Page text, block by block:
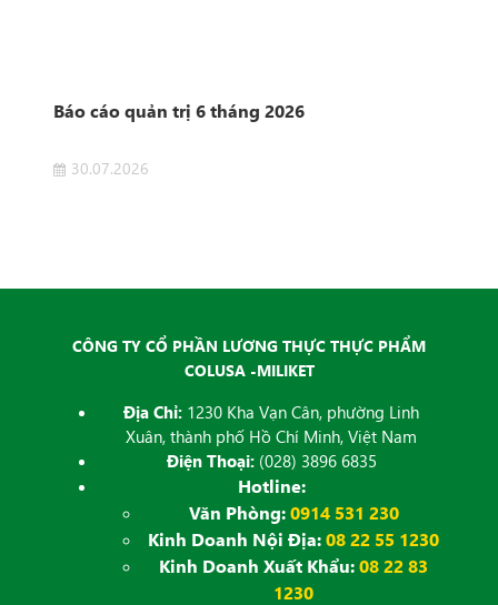
Báo cáo quản trị 6 tháng 2026
30.07.2026
CÔNG TY CỔ PHẦN LƯƠNG THỰC THỰC PHẨM
COLUSA -MILIKET
Địa Chỉ: 1230 Kha Vạn Cân, phường Linh
Xuân, thành phố Hồ Chí Minh, Việt Nam
Điện Thoại:(028) 3896 6835
Hotline:
Văn Phòng: 0914 531 230
Kinh Doanh Nội Địa:08 22 55 1230
Kinh Doanh Xuất Khẩu:08 22 83
1230